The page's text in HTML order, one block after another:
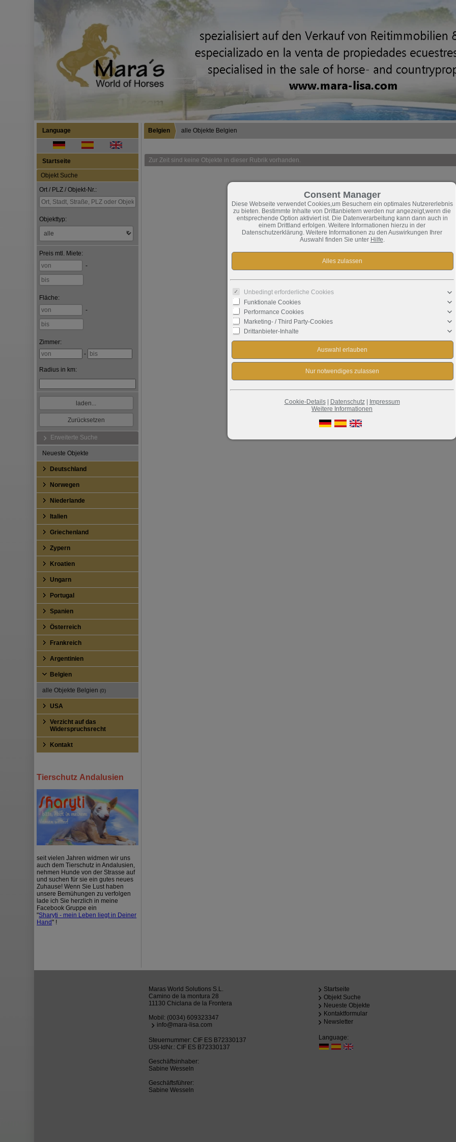
Language
Startseite
Objekt Suche
Ort / PLZ / Objekt-Nr.:
Objekttyp:
Preis mtl. Miete:
-
Fläche:
-
Zimmer:
-
Radius in km:
Erweiterte Suche
Neueste Objekte
Deutschland
Norwegen
Niederlande
Italien
Griechenland
Zypern
Kroatien
Ungarn
Portugal
Spanien
Österreich
Frankreich
Argentinien
Belgien
alle Objekte Belgien(0)
USA
Verzicht auf das
Widerspruchsrecht
Kontakt
Tierschutz Andalusien
seit vielen Jahren widmen wir uns
auch dem Tierschutz in Andalusien,
nehmen Hunde von der Strasse auf
und suchen für sie ein gutes neues
Zuhause! Wenn Sie Lust haben
unsere Bemühungen zu verfolgen
lade ich Sie herzlich in meine
Facebook Gruppe ein
"Sharyti - mein Leben liegt in Deiner
Hand" !
Belgien alle Objekte Belgien
Zur Zeit sind keine Objekte in dieser Rubrik vorhanden.
Maras World Solutions S.L.
Camino de la montura 28
11130 Chiclana de la Frontera
Mobil: (0034) 609323347
info@mara-lisa.com
Steuernummer: CIF ES B72330137
USt-IdNr.: CIF ES B72330137
Geschäftsinhaber:
Sabine Wesseln
Geschäftsführer:
Sabine Wesseln
Startseite
Objekt Suche
Neueste Objekte
Kontaktformular
Newsletter
Language:
Consent Manager
Diese Webseite verwendet Cookies,um Besuchern ein optimales Nutzererlebnis
zu bieten. Bestimmte Inhalte von Drittanbietern werden nur angezeigt,wenn die
entsprechende Option aktiviert ist. Die Datenverarbeitung kann dann auch in
einem Drittland erfolgen. Weitere Informationen hierzu in der
Datenschutzerklärung. Weitere Informationen zu den Auswirkungen Ihrer
Auswahl finden Sie unter Hilfe
Unbedingt erforderliche Cookies
Funktionale Cookies
Performance Cookies
Marketing- / Third Party-Cookies
Drittanbieter-Inhalte
Cookie-Details| Datenschutz|
Impressum
Weitere Informationen